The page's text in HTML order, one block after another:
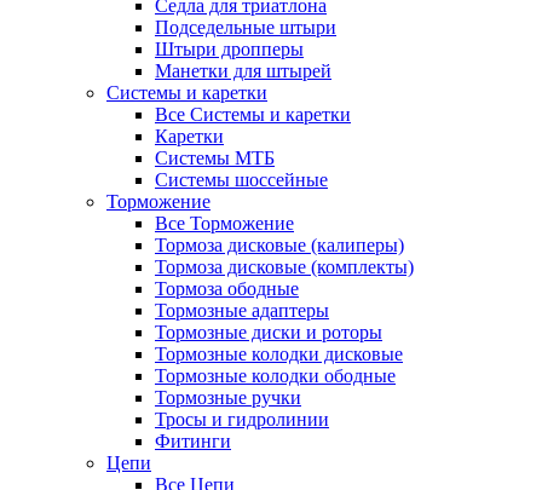
Седла для триатлона
Подседельные штыри
Штыри дропперы
Манетки для штырей
Системы и каретки
Все Системы и каретки
Каретки
Системы МТБ
Системы шоссейные
Торможение
Все Торможение
Тормоза дисковые (калиперы)
Тормоза дисковые (комплекты)
Тормоза ободные
Тормозные адаптеры
Тормозные диски и роторы
Тормозные колодки дисковые
Тормозные колодки ободные
Тормозные ручки
Тросы и гидролинии
Фитинги
Цепи
Все Цепи